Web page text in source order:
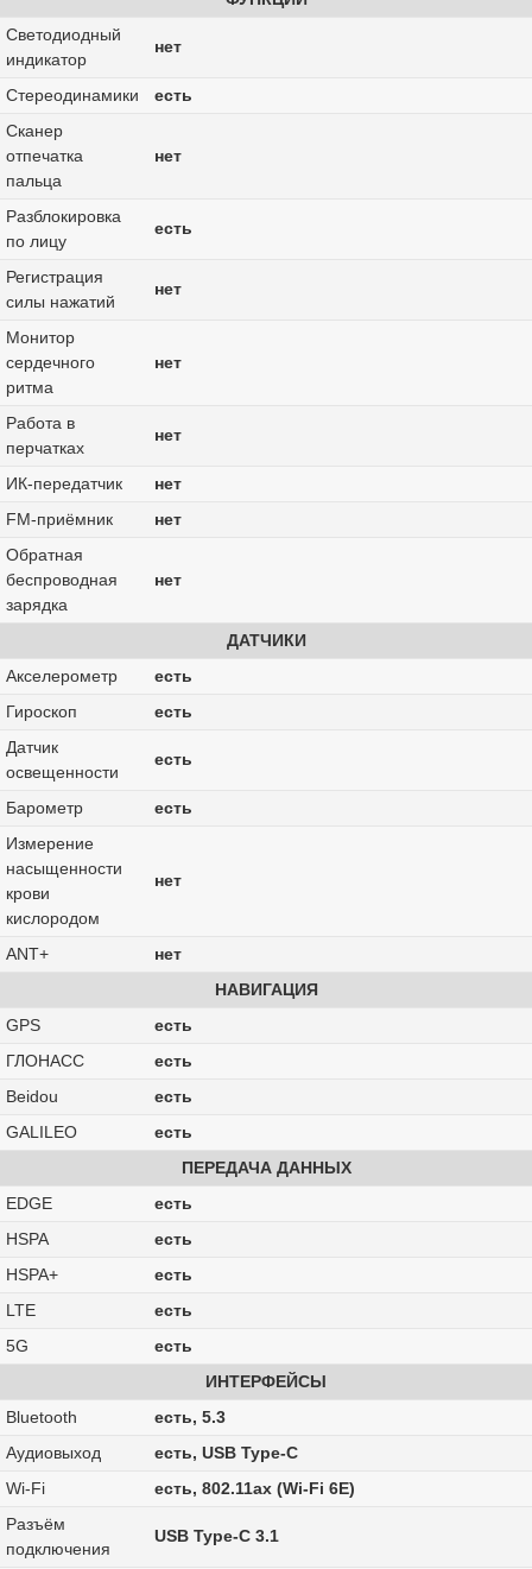
Светодиодный
индикатор
нет
Стереодинамики
есть
Сканер
отпечатка
пальца
нет
Разблокировка
по лицу
есть
Регистрация
силы нажатий
нет
Монитор
сердечного
ритма
нет
Работа в
перчатках
нет
ИК-передатчик
нет
FM-приёмник
нет
Обратная
беспроводная
зарядка
нет
ДАТЧИКИ
Акселерометр
есть
Гироскоп
есть
Датчик
освещенности
есть
Барометр
есть
Измерение
насыщенности
крови
кислородом
нет
ANT+
нет
НАВИГАЦИЯ
GPS
есть
ГЛОНАСС
есть
Beidou
есть
GALILEO
есть
ПЕРЕДАЧА ДАННЫХ
EDGE
есть
HSPA
есть
HSPA+
есть
LTE
есть
5G
есть
ИНТЕРФЕЙСЫ
Bluetooth
есть, 5.3
Аудиовыход
есть, USB Type-C
Wi-Fi
есть, 802.11ax (Wi-Fi 6E)
Разъём
подключения
USB Type-C 3.1